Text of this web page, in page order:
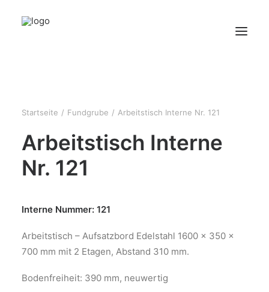
ÜBER UNS
KONTAKT
Startseite Fundgrube Arbeitstisch Interne Nr. 121
Arbeitstisch Interne
Nr. 121
Interne Nummer: 121
Arbeitstisch – Aufsatzbord Edelstahl 1600 x 350 x
700 mm mit 2 Etagen, Abstand 310 mm.
Bodenfreiheit: 390 mm, neuwertig